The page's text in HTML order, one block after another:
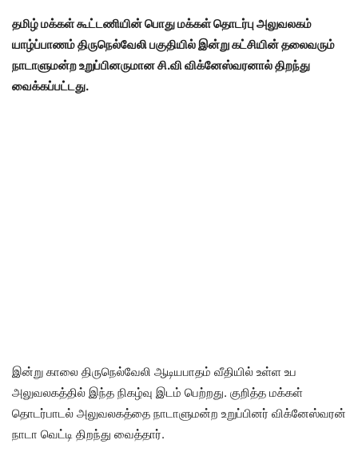
தமிழ் மக்கள் கூட்டணியின் பொது மக்கள் தொடர்பு அலுவலகம்
யாழ்ப்பாணம் திருநெல்வேலி பகுதியில் இன்று கட்சியின் தலைவரும்
நாடாளுமன்ற உறுப்பினருமான சி.வி விக்னேஸ்வரனால் திறந்து
வைக்கப்பட்டது.
இன்று காலை திருநெல்வேலி ஆடியபாதம் வீதியில் உள்ள உப
அலுவலகத்தில் இந்த நிகழ்வு இடம் பெற்றது. குறித்த மக்கள்
தொடர்பாடல் அலுவலகத்தை நாடாளுமன்ற உறுப்பினர் விக்னேஸ்வரன்
நாடா வெட்டி திறந்து வைத்தார்.